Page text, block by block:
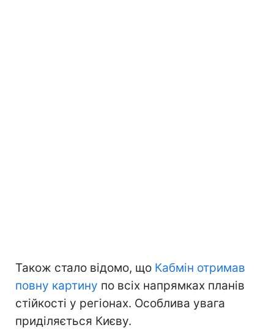
Також стало відомо, що Кабмін отримав
повну картину по всіх напрямках планів
стійкості у регіонах. Особлива увага
приділяється Києву.